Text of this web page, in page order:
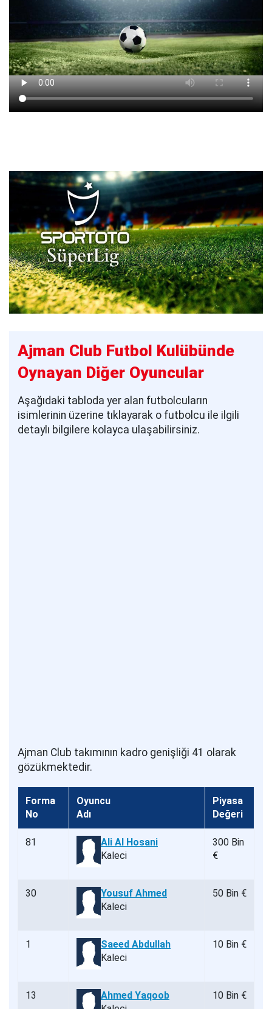
Ajman Club Futbol Kulübünde
Oynayan Diğer Oyuncular
Aşağıdaki tabloda yer alan futbolcuların
isimlerinin üzerine tıklayarak o futbolcu ile ilgili
detaylı bilgilere kolayca ulaşabilirsiniz.
Ajman Club takımının kadro genişliği 41 olarak
gözükmektedir.
Forma
No
Oyuncu
Adı
Piyasa
Değeri
81
Ali Al Hosani
Kaleci
300 Bin
€
30
Yousuf Ahmed
Kaleci
50 Bin €
1
Saeed Abdullah
Kaleci
10 Bin €
13
Ahmed Yaqoob
10 Bin €